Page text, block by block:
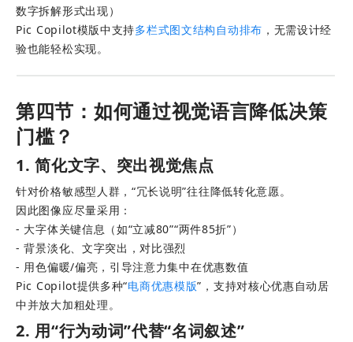
数字拆解形式出现）
Pic Copilot模版中支持多栏式图文结构自动排布 ，无需设计经
验也能轻松实现。
第四节：如何通过视觉语言降低决策
门槛？
1. 简化文字、突出视觉焦点
针对价格敏感型人群，“冗长说明”往往降低转化意愿。
因此图像应尽量采用：
- 大字体关键信息（如“立减80”“两件85折”）
- 背景淡化、文字突出，对比强烈
- 用色偏暖/偏亮，引导注意力集中在优惠数值
Pic Copilot提供多种“电商优惠模版”，支持对核心优惠自动居
中并放大加粗处理。
2. 用“行为动词”代替“名词叙述”